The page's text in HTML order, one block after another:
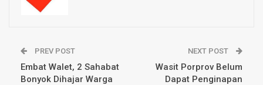
PREV POST
Embat Walet, 2 Sahabat
Bonyok Dihajar Warga
NEXT POST
Wasit Porprov Belum
Dapat Penginapan